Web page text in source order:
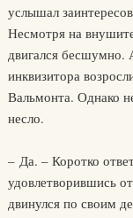
услышал
Несмотря на
двигался бесшумно.
инквизитора
Вальмонта. Однако
несло.
– Да. – Коротко
удовлетворившись
двинулся по своим